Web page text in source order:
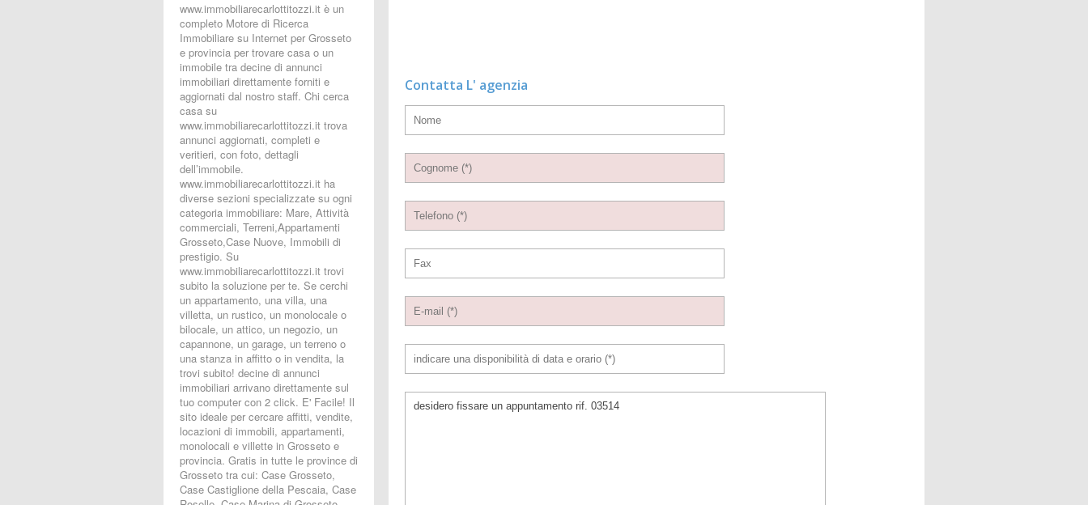
Contatta L' agenzia
www.immobiliarecarlottitozzi.it è un
completo Motore di Ricerca
Immobiliare su Internet per Grosseto
e provincia per trovare casa o un
immobile tra decine di annunci
immobiliari direttamente forniti e
aggiornati dal nostro staff. Chi cerca
casa su
www.immobiliarecarlottitozzi.it trova
annunci aggiornati, completi e
veritieri, con foto, dettagli
dell’immobile.
www.immobiliarecarlottitozzi.it ha
diverse sezioni specializzate su ogni
categoria immobiliare: Mare, Attività
commerciali, Terreni,Appartamenti
Grosseto,Case Nuove, Immobili di
prestigio. Su
www.immobiliarecarlottitozzi.it trovi
subito la soluzione per te. Se cerchi
un appartamento, una villa, una
villetta, un rustico, un monolocale o
bilocale, un attico, un negozio, un
capannone, un garage, un terreno o
una stanza in affitto o in vendita, la
trovi subito! decine di annunci
immobiliari arrivano direttamente sul
tuo computer con 2 click. E' Facile! Il
sito ideale per cercare affitti, vendite,
locazioni di immobili, appartamenti,
monolocali e villette in Grosseto e
provincia. Gratis in tutte le province di
Grosseto tra cui: Case Grosseto,
Case Castiglione della Pescaia, Case